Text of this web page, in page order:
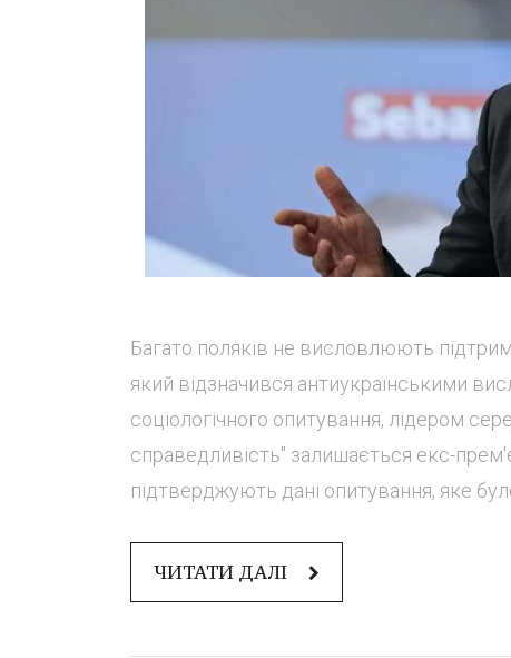
Багато поляків не висловлюють
який відзначився антиукраїнськими
соціологічного опитування, лідером
справедливість" залишається екс-
підтверджують дані опитування, яке
ЧИТАТИ ДАЛІ